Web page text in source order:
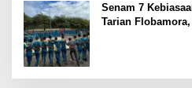
Senam 7
Tarian